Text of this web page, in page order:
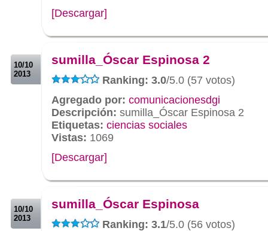
[Descargar]
10/10
2013
sumilla_Óscar Espinosa 2
Ranking: 3.0/5.0 (57 votos)
Agregado por: comunicacionesdgi
Descripción: sumilla_Óscar Espinosa 2
Etiquetas: ciencias sociales
Vistas: 1069
[Descargar]
10/10
2013
sumilla_Óscar Espinosa
Ranking: 3.1/5.0 (56 votos)